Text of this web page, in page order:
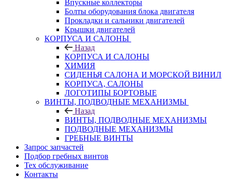
Впускные коллекторы
Болты оборудования блока двигателя
Прокладки и сальники двигателей
Крышки двигателей
КОРПУСА И САЛОНЫ
Назад
КОРПУСА И САЛОНЫ
ХИМИЯ
СИДЕНЬЯ САЛОНА И МОРСКОЙ ВИНИЛ
КОРПУСА, САЛОНЫ
ЛОГОТИПЫ БОРТОВЫЕ
ВИНТЫ, ПОДВОДНЫЕ МЕХАНИЗМЫ
Назад
ВИНТЫ, ПОДВОДНЫЕ МЕХАНИЗМЫ
ПОДВОДНЫЕ МЕХАНИЗМЫ
ГРЕБНЫЕ ВИНТЫ
Запрос запчастей
Подбор гребных винтов
Тех обслуживание
Контакты